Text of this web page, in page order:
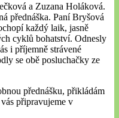
a Zuzana Holáková.
přednáška. Paní Bryšová
každý laik, jasně
cyklů bohatství. Odnesly
i příjemně strávené
se obě posluchačky ze
přednášku, přikládám
připravujeme v